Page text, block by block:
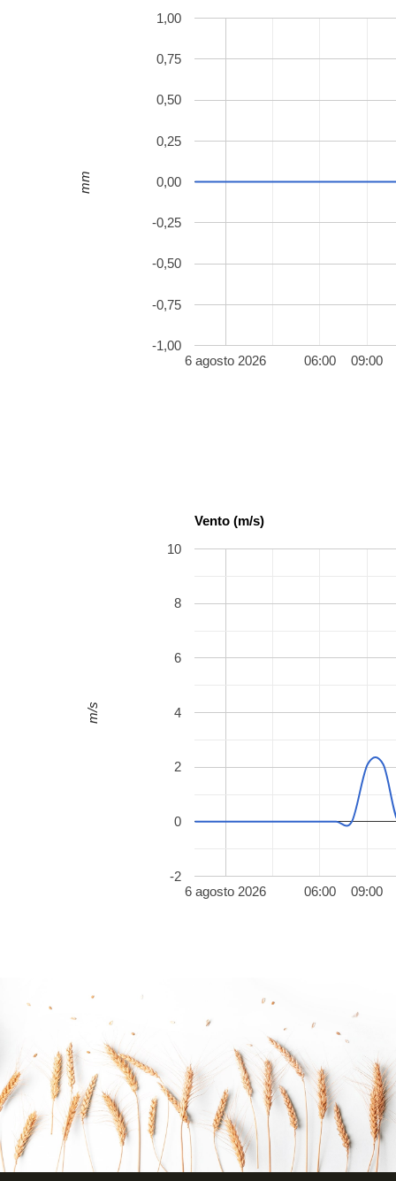
6 agosto 2026 06:00 09:00
-1,00
-0,75
-0,50
-0,25
0,00
0,25
0,50
0,75
1,00
mm
Vento (m/s)
6 agosto 2026 06:00 09:00
-2
0
2
4
6
8
10
m/s